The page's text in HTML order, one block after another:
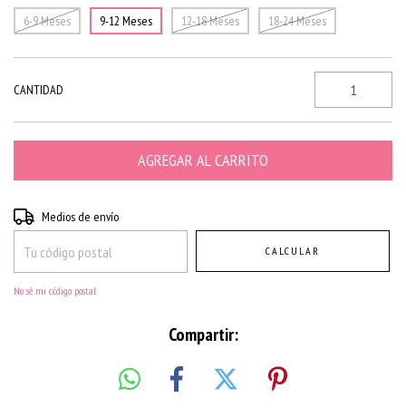
6-9 Meses
9-12 Meses 12-18 Meses 18-24 Meses
CANTIDAD
Entregas para el CP:
Medios de envío
CALCULAR
No sé mi código postal
Compartir: